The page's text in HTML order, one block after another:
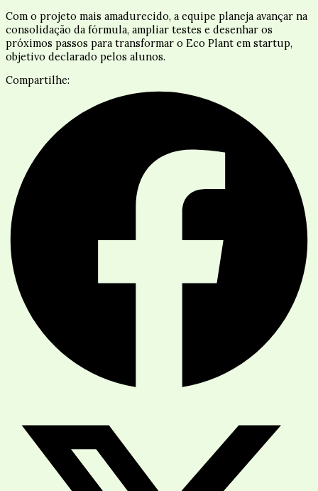
Com o projeto mais amadurecido, a equipe planeja avançar na
consolidação da fórmula, ampliar testes e desenhar os
próximos passos para transformar o Eco Plant em startup,
objetivo declarado pelos alunos.
Compartilhe: